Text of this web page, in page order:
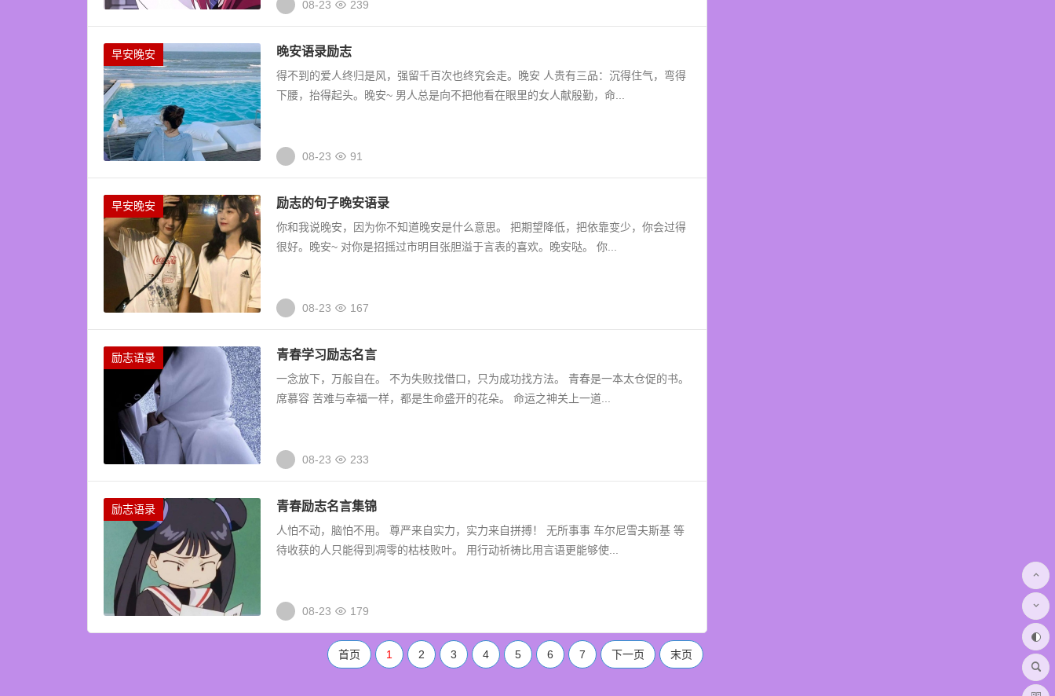
08-23 239
早安晚安 晚安语录励志
得不到的爱人终归是风，强留千百次也终究会走。晚安 人贵有三品：沉得住气，弯得
下腰，抬得起头。晚安~ 男人总是向不把他看在眼里的女人献殷勤，命...
08-23 91
早安晚安 励志的句子晚安语录
你和我说晚安，因为你不知道晚安是什么意思。 把期望降低，把依靠变少，你会过得
很好。晚安~ 对你是招摇过市明目张胆溢于言表的喜欢。晚安哒。 你...
08-23 167
励志语录 青春学习励志名言
一念放下，万般自在。 不为失败找借口，只为成功找方法。 青春是一本太仓促的书。
席慕容 苦难与幸福一样，都是生命盛开的花朵。 命运之神关上一道...
08-23 233
励志语录 青春励志名言集锦
人怕不动，脑怕不用。 尊严来自实力，实力来自拼搏！ 无所事事 车尔尼雪夫斯基 等
待收获的人只能得到凋零的枯枝败叶。 用行动祈祷比用言语更能够使...
08-23 179
首页 1 2 3 4 5 6 7 下一页 末页